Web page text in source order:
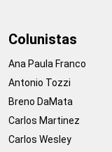
Colunistas
Ana Paula Franco
Antonio Tozzi
Breno DaMata
Carlos Martinez
Carlos Wesley